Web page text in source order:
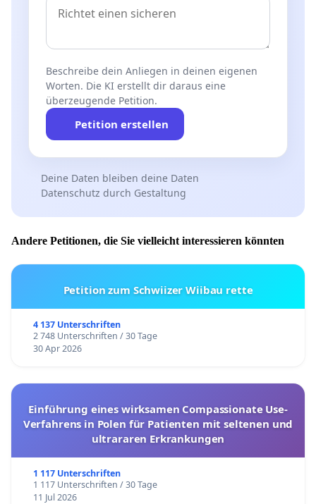
Beschreibe dein Anliegen in deinen eigenen
Worten. Die KI erstellt dir daraus eine
überzeugende Petition.
Petition erstellen
Deine Daten bleiben deine Daten
Datenschutz durch Gestaltung
Andere Petitionen, die Sie vielleicht interessieren könnten
Petition zum Schwiizer Wiibau rette
4 137 Unterschriften
2 748 Unterschriften / 30 Tage
30 Apr 2026
Einführung eines wirksamen Compassionate Use-
Verfahrens in Polen für Patienten mit seltenen und
ultrararen Erkrankungen
1 117 Unterschriften
1 117 Unterschriften / 30 Tage
11 Jul 2026